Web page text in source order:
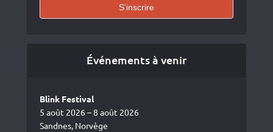
Événements à venir
Blink Festival
5 août 2026 – 8 août 2026
Sandnes, Norvège